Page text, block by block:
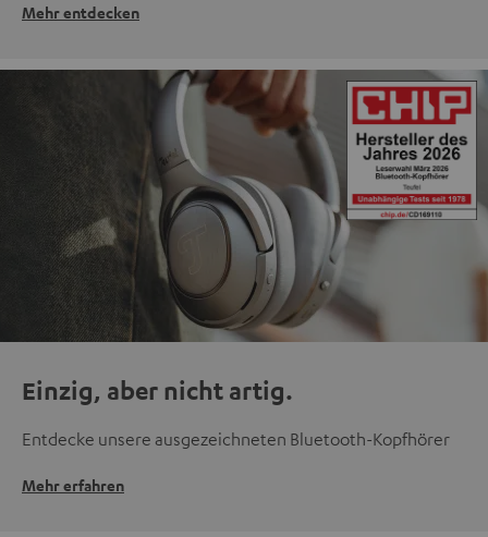
Mehr entdecken
Einzig, aber nicht artig.
Entdecke unsere ausgezeichneten Bluetooth-Kopfhörer
Mehr erfahren